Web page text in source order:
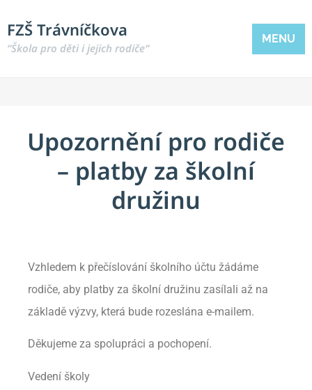
FZŠ Trávníčkova
“Škola pro děti i jejich rodiče“
MENU
Upozornění pro rodiče
– platby za školní
družinu
Vzhledem k přečíslování školního účtu žádáme
rodiče, aby platby za školní družinu zasílali až na
základě výzvy, která bude rozeslána e-mailem.
Děkujeme za spolupráci a pochopení.
Vedení školy